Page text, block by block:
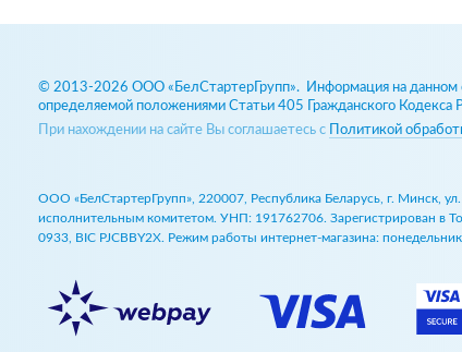
© 2013-2026 ООО «БелСтартерГрупп». Информация на данном
определяемой положениями Статьи 405 Гражданского Кодекса
При нахождении на сайте Вы соглашаетесь с
Политикой
ООО «БелСтартерГрупп», 220007, Республика Беларусь, г. Минск,
исполнительным комитетом. УНП: 191762706. Зарегистрирован в
0933, BIC PJCBBY2X. Режим работы интернет-магазина: